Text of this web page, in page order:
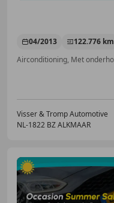
04/2013 122.776 km
Visser & Tromp Automotive
NL-1822 BZ ALKMAAR